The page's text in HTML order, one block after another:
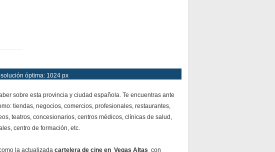
óptima: 1024 px
sobre esta provincia y ciudad española. Te encuentras ante
tiendas, negocios, comercios, profesionales, restaurantes,
teatros, concesionarios, centros médicos, clínicas de salud,
centro de formación, etc.
la actualizada cartelera de cine en Vegas Altas con